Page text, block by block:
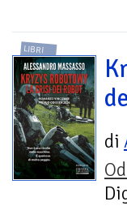
LIBRI
di